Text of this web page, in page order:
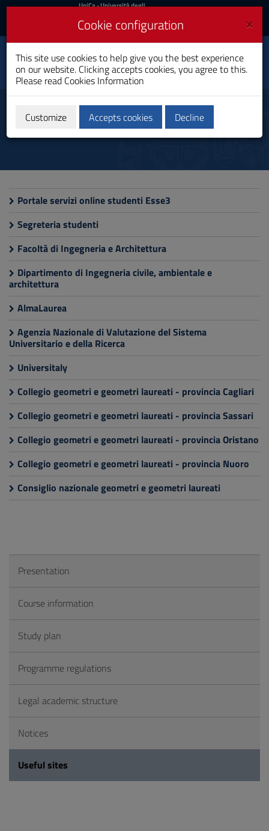
Skip
Content
to
Go
Footer
UniCa
Login
UniCa- Università degli
Login UniCA News
Toggle
navigation
Techniques for Building
Construction and Land
Development
Professional Bachelor's Degree
Useful sites
Portale servizi online studenti Esse3
Segreteria studenti
Facoltà di Ingegneria e Architettura
Dipartimento di Ingegneria civile, ambientale e
architettura
AlmaLaurea
Agenzia Nazionale di Valutazione del Sistema
Universitario e della Ricerca
Universitaly
Collegio geometri e geometri laureati - provincia Cagliari
Collegio geometri e geometri laureati - provincia Sassari
Collegio geometri e geometri laureati - provincia Oristano
Collegio geometri e geometri laureati - provincia Nuoro
Consiglio nazionale geometri e geometri laureati
Presentation
Course information
Study plan
Programme regulations
Legal academic structure
Notices
Useful sites
×
Cookie configuration
This site use cookies to help give you the best experience
on our website. Clicking accepts cookies, you agree to this.
Please read Cookies Information
Customize Accepts cookies Decline